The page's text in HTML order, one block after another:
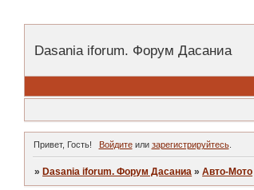
Dasania iforum. Форум Дасаниа
Привет, Гость! Войдитеили зарегистрируйтесь.
» Dasania iforum. Форум Дасаниа »Авто-Мото